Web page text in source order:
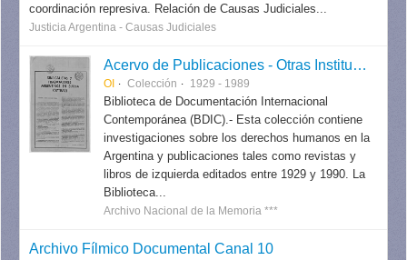
coordinación represiva. Relación de Causas Judiciales...
Justicia Argentina - Causas Judiciales
Acervo de Publicaciones - Otras Instituciones
OI Colección 1929 - 1989
Biblioteca de Documentación Internacional
Contemporánea (BDIC).- Esta colección contiene
investigaciones sobre los derechos humanos en la
Argentina y publicaciones tales como revistas y
libros de izquierda editados entre 1929 y 1990. La
Biblioteca...
Archivo Nacional de la Memoria ***
Archivo Fílmico Documental Canal 10